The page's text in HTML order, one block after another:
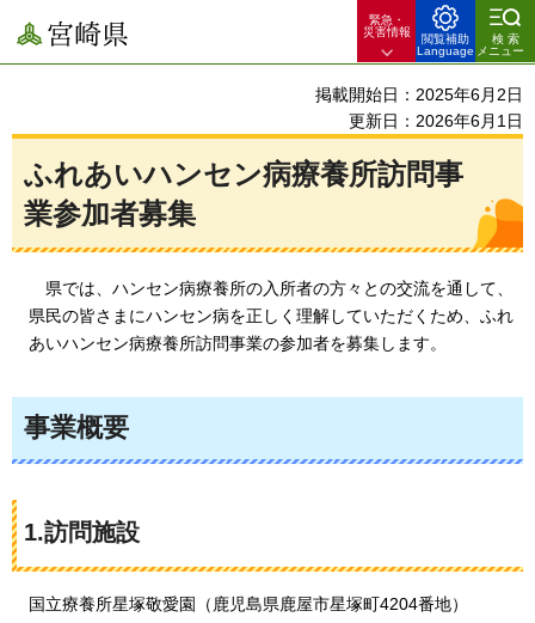
宮崎県
緊急・
災害情報
閲覧補助
Language
検索
メニュー
掲載開始日：2025年6月2日
更新日：2026年6月1日
ふれあいハンセン病療養所訪問事
業参加者募集
県では、ハンセン病療養所の入所者の方々との交流を通して、
県民の皆さまにハンセン病を正しく理解していただくため、ふれ
あいハンセン病療養所訪問事業の参加者を募集します。
事業概要
1.訪問施設
国立療養所星塚敬愛園（鹿児島県鹿屋市星塚町4204番地）